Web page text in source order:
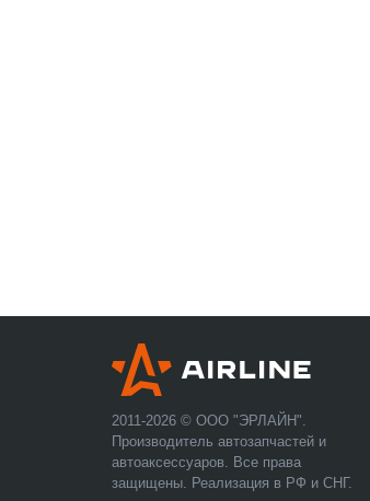
2011-2026 © ООО "ЭРЛАЙН".
Производитель автозапчастей и
автоаксессуаров. Все права
защищены. Реализация в РФ и СНГ.